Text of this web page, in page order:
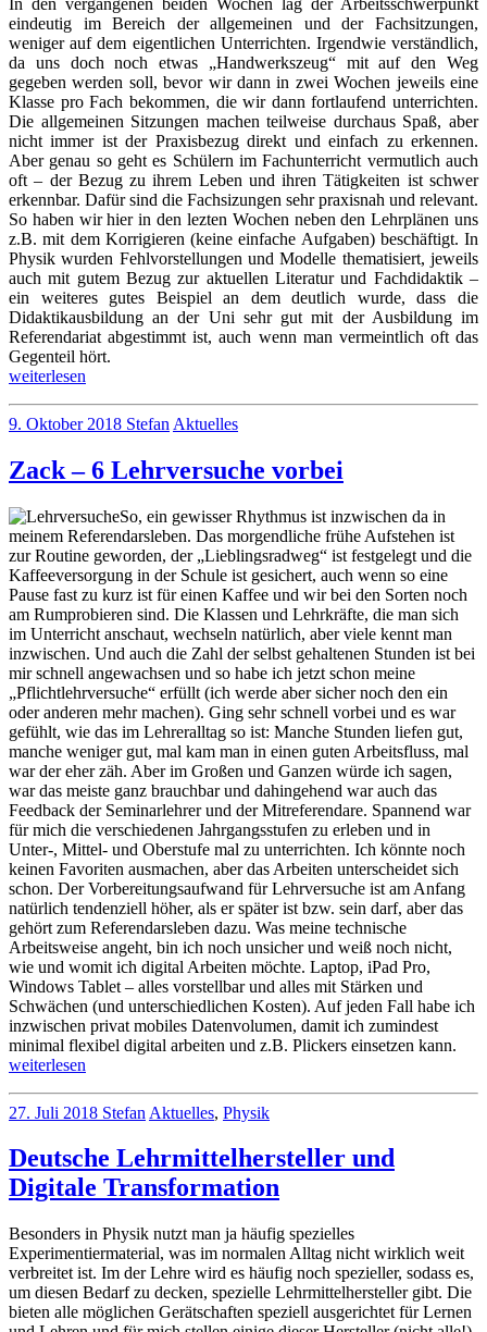
eindeutig im Bereich der allgemeinen und der Fachsitzungen,
weniger auf dem eigentlichen Unterrichten. Irgendwie verständlich,
da uns doch noch etwas „Handwerkszeug“ mit auf den Weg
gegeben werden soll, bevor wir dann in zwei Wochen jeweils eine
Klasse pro Fach bekommen, die wir dann fortlaufend unterrichten.
Die allgemeinen Sitzungen machen teilweise durchaus Spaß, aber
nicht immer ist der Praxisbezug direkt und einfach zu erkennen.
Aber genau so geht es Schülern im Fachunterricht vermutlich auch
oft – der Bezug zu ihrem Leben und ihren Tätigkeiten ist schwer
erkennbar. Dafür sind die Fachsizungen sehr praxisnah und relevant.
So haben wir hier in den lezten Wochen neben den Lehrplänen uns
z.B. mit dem Korrigieren (keine einfache Aufgaben) beschäftigt. In
Physik wurden Fehlvorstellungen und Modelle thematisiert, jeweils
auch mit gutem Bezug zur aktuellen Literatur und Fachdidaktik –
ein weiteres gutes Beispiel an dem deutlich wurde, dass die
Didaktikausbildung an der Uni sehr gut mit der Ausbildung im
Referendariat abgestimmt ist, auch wenn man vermeintlich oft das
Gegenteil hört.
„Fachsitzungen,
E-
Mail
ein
Kürzel“
weiterlesen
no
comments
Fachsitzungen,
E-
Mail
und
ein
eigenes
Kürzel
9. Oktober 2018 Stefan Aktuelles
Zack – 6 Lehrversuche vorbei
So, ein gewisser Rhythmus ist inzwischen da in
meinem Referendarsleben. Das morgendliche frühe Aufstehen ist
zur Routine geworden, der „Lieblingsradweg“ ist festgelegt und die
Kaffeeversorgung in der Schule ist gesichert, auch wenn so eine
Pause fast zu kurz ist für einen Kaffee und wir bei den Sorten noch
am Rumprobieren sind. Die Klassen und Lehrkräfte, die man sich
im Unterricht anschaut, wechseln natürlich, aber viele kennt man
inzwischen. Und auch die Zahl der selbst gehaltenen Stunden ist bei
mir schnell angewachsen und so habe ich jetzt schon meine
„Pflichtlehrversuche“ erfüllt (ich werde aber sicher noch den ein
oder anderen mehr machen). Ging sehr schnell vorbei und es war
gefühlt, wie das im Lehreralltag so ist: Manche Stunden liefen gut,
manche weniger gut, mal kam man in einen guten Arbeitsfluss, mal
war der eher zäh. Aber im Großen und Ganzen würde ich sagen,
war das meiste ganz brauchbar und dahingehend war auch das
Feedback der Seminarlehrer und der Mitreferendare. Spannend war
für mich die verschiedenen Jahrgangsstufen zu erleben und in
Unter-, Mittel- und Oberstufe mal zu unterrichten. Ich könnte noch
keinen Favoriten ausmachen, aber das Arbeiten unterscheidet sich
schon. Der Vorbereitungsaufwand für Lehrversuche ist am Anfang
natürlich tendenziell höher, als er später ist bzw. sein darf, aber das
gehört zum Referendarsleben dazu. Was meine technische
Arbeitsweise angeht, bin ich noch unsicher und weiß noch nicht,
wie und womit ich digital Arbeiten möchte. Laptop, iPad Pro,
Windows Tablet – alles vorstellbar und alles mit Stärken und
Schwächen (und unterschiedlichen Kosten). Auf jeden Fall habe ich
inzwischen privat mobiles Datenvolumen, damit ich zumindest
minimal flexibel digital arbeiten und z.B. Plickers einsetzen kann.
„Zack
6
Lehrversuche
weiterlesen
no
comments
Zack
–
6
vorbei
27. Juli 2018 Stefan Aktuelles, Physik
Deutsche Lehrmittelhersteller und
Digitale Transformation
Besonders in Physik nutzt man ja häufig spezielles
Experimentiermaterial, was im normalen Alltag nicht wirklich weit
verbreitet ist. Im der Lehre wird es häufig noch spezieller, sodass es,
um diesen Bedarf zu decken, spezielle Lehrmittelhersteller gibt. Die
bieten alle möglichen Gerätschaften speziell ausgerichtet für Lernen